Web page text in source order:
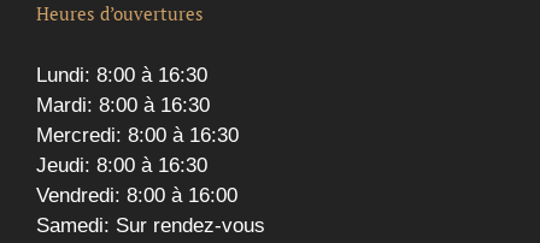
Heures d’ouvertures
Lundi: 8:00 à 16:30
Mardi: 8:00 à 16:30
Mercredi: 8:00 à 16:30
Jeudi: 8:00 à 16:30
Vendredi: 8:00 à 16:00
Samedi: Sur rendez-vous